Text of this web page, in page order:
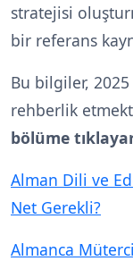
stratejisi
bir referans
Bu bilgiler,
rehberlik
bölüme
Alman Dili ve
Net Gerekli?
Almanca